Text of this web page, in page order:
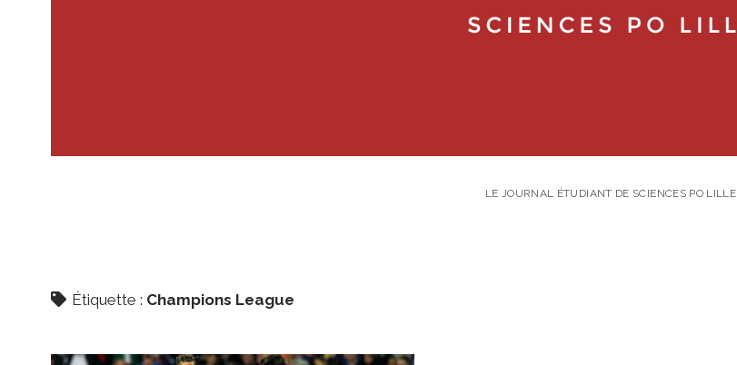
LE JOURNAL ÉTUDIANT DE SCIENCES PO LILLE
Étiquette : Champions League